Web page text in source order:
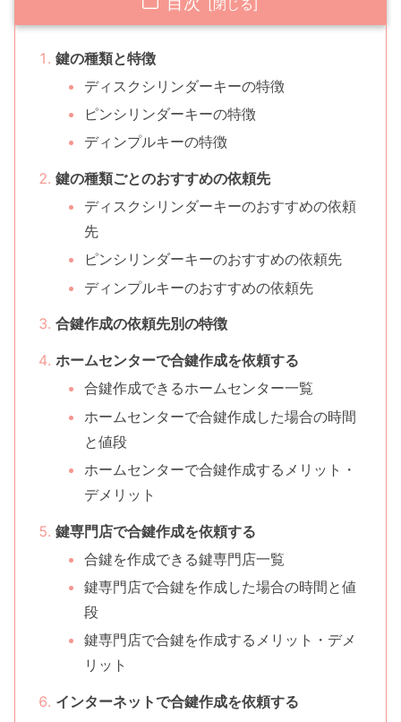
鍵の種類と特徴
ディスクシリンダーキーの特徴
ピンシリンダーキーの特徴
ディンプルキーの特徴
鍵の種類ごとのおすすめの依頼先
ディスクシリンダーキーのおすすめの依頼
先
ピンシリンダーキーのおすすめの依頼先
ディンプルキーのおすすめの依頼先
合鍵作成の依頼先別の特徴
ホームセンターで合鍵作成を依頼する
合鍵作成できるホームセンター一覧
ホームセンターで合鍵作成した場合の時間
と値段
ホームセンターで合鍵作成するメリット・
デメリット
鍵専門店で合鍵作成を依頼する
合鍵を作成できる鍵専門店一覧
鍵専門店で合鍵を作成した場合の時間と値
段
鍵専門店で合鍵を作成するメリット・デメ
リット
インターネットで合鍵作成を依頼する